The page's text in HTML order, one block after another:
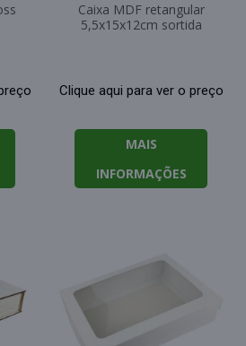
Caixa MDF retangular
5,5x15x12cm sortida
Clique aqui para ver o preço
MAIS
INFORMAÇÕES